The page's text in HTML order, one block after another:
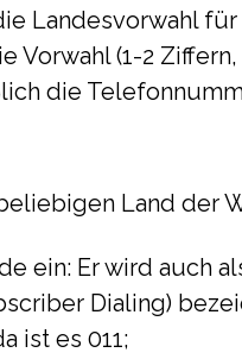
Landesvorwahl für
Vorwahl (1-2
die
Land der
ein: Er wird auch
Dialing)
ist es 011;